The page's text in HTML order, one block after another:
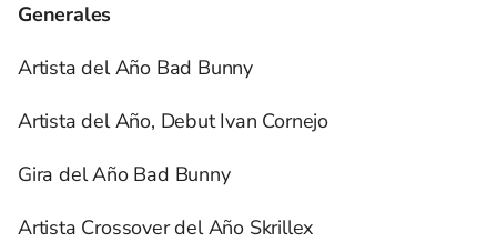
Generales
Artista del Año Bad Bunny
Artista del Año, Debut Ivan Cornejo
Gira del Año Bad Bunny
Artista Crossover del Año Skrillex